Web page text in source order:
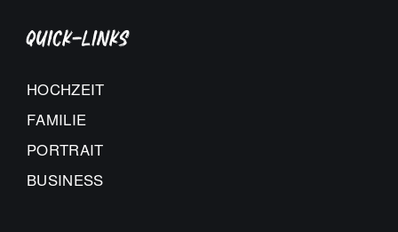
Quick-Links
HOCHZEIT
FAMILIE
PORTRAIT
BUSINESS